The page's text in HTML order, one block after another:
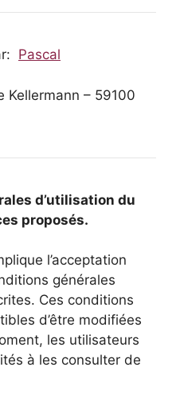
Pascal
Kellermann – 59100
d’utilisation du
proposés.
l’acceptation
générales
Ces conditions
d’être modifiées
les utilisateurs
à les consulter de